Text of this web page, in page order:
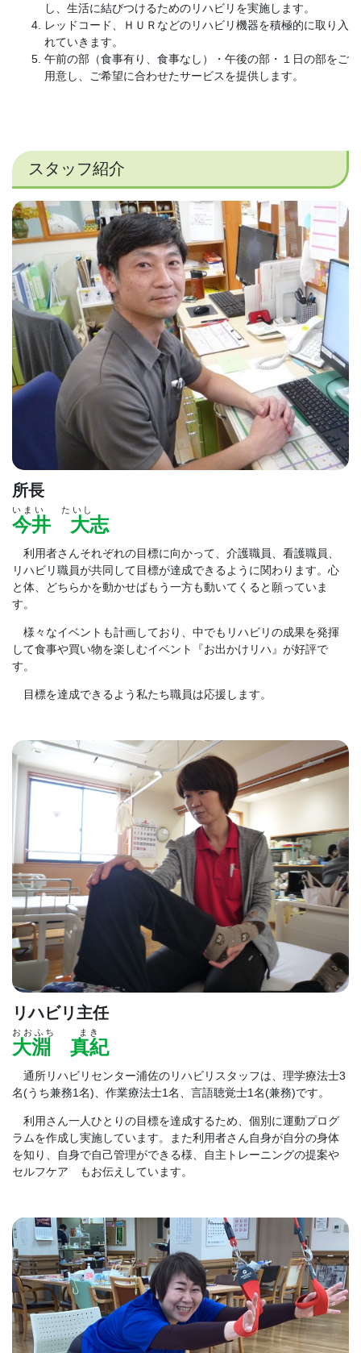
し、生活に結びつけるためのリハビリを実施します。
レッドコード、ＨＵＲなどのリハビリ機器を積極的に取り入
れていきます。
午前の部（食事有り、食事なし）・午後の部・１日の部をご
用意し、ご希望に合わせたサービスを提供します。
スタッフ紹介
所長
いまい たいし
今井 大志
利用者さんそれぞれの目標に向かって、介護職員、看護職員、
リハビリ職員が共同して目標が達成できるように関わります。心
と体、どちらかを動かせばもう一方も動いてくると願っていま
す。
様々なイベントも計画しており、中でもリハビリの成果を発揮
して食事や買い物を楽しむイベント『お出かけリハ』が好評で
す。
目標を達成できるよう私たち職員は応援します。
リハビリ主任
おおふち まき
大淵 真紀
通所リハビリセンター浦佐のリハビリスタッフは、理学療法士3
名(うち兼務1名)、作業療法士1名、言語聴覚士1名(兼務)です。
利用さん一人ひとりの目標を達成するため、個別に運動プログ
ラムを作成し実施しています。また利用者さん自身が自分の身体
を知り、自身で自己管理ができる様、自主トレーニングの提案や
セルフケア もお伝えしています。